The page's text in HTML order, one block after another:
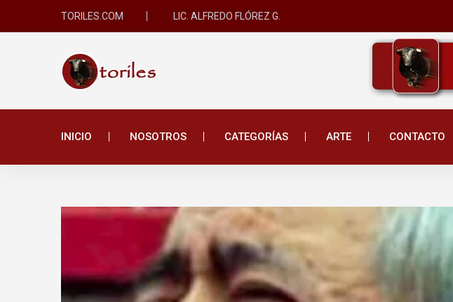
TORILES.COM LIC. ALFREDO FLÓREZ G.
INICIO NOSOTROS CATEGORÍAS ARTE CONTACTO